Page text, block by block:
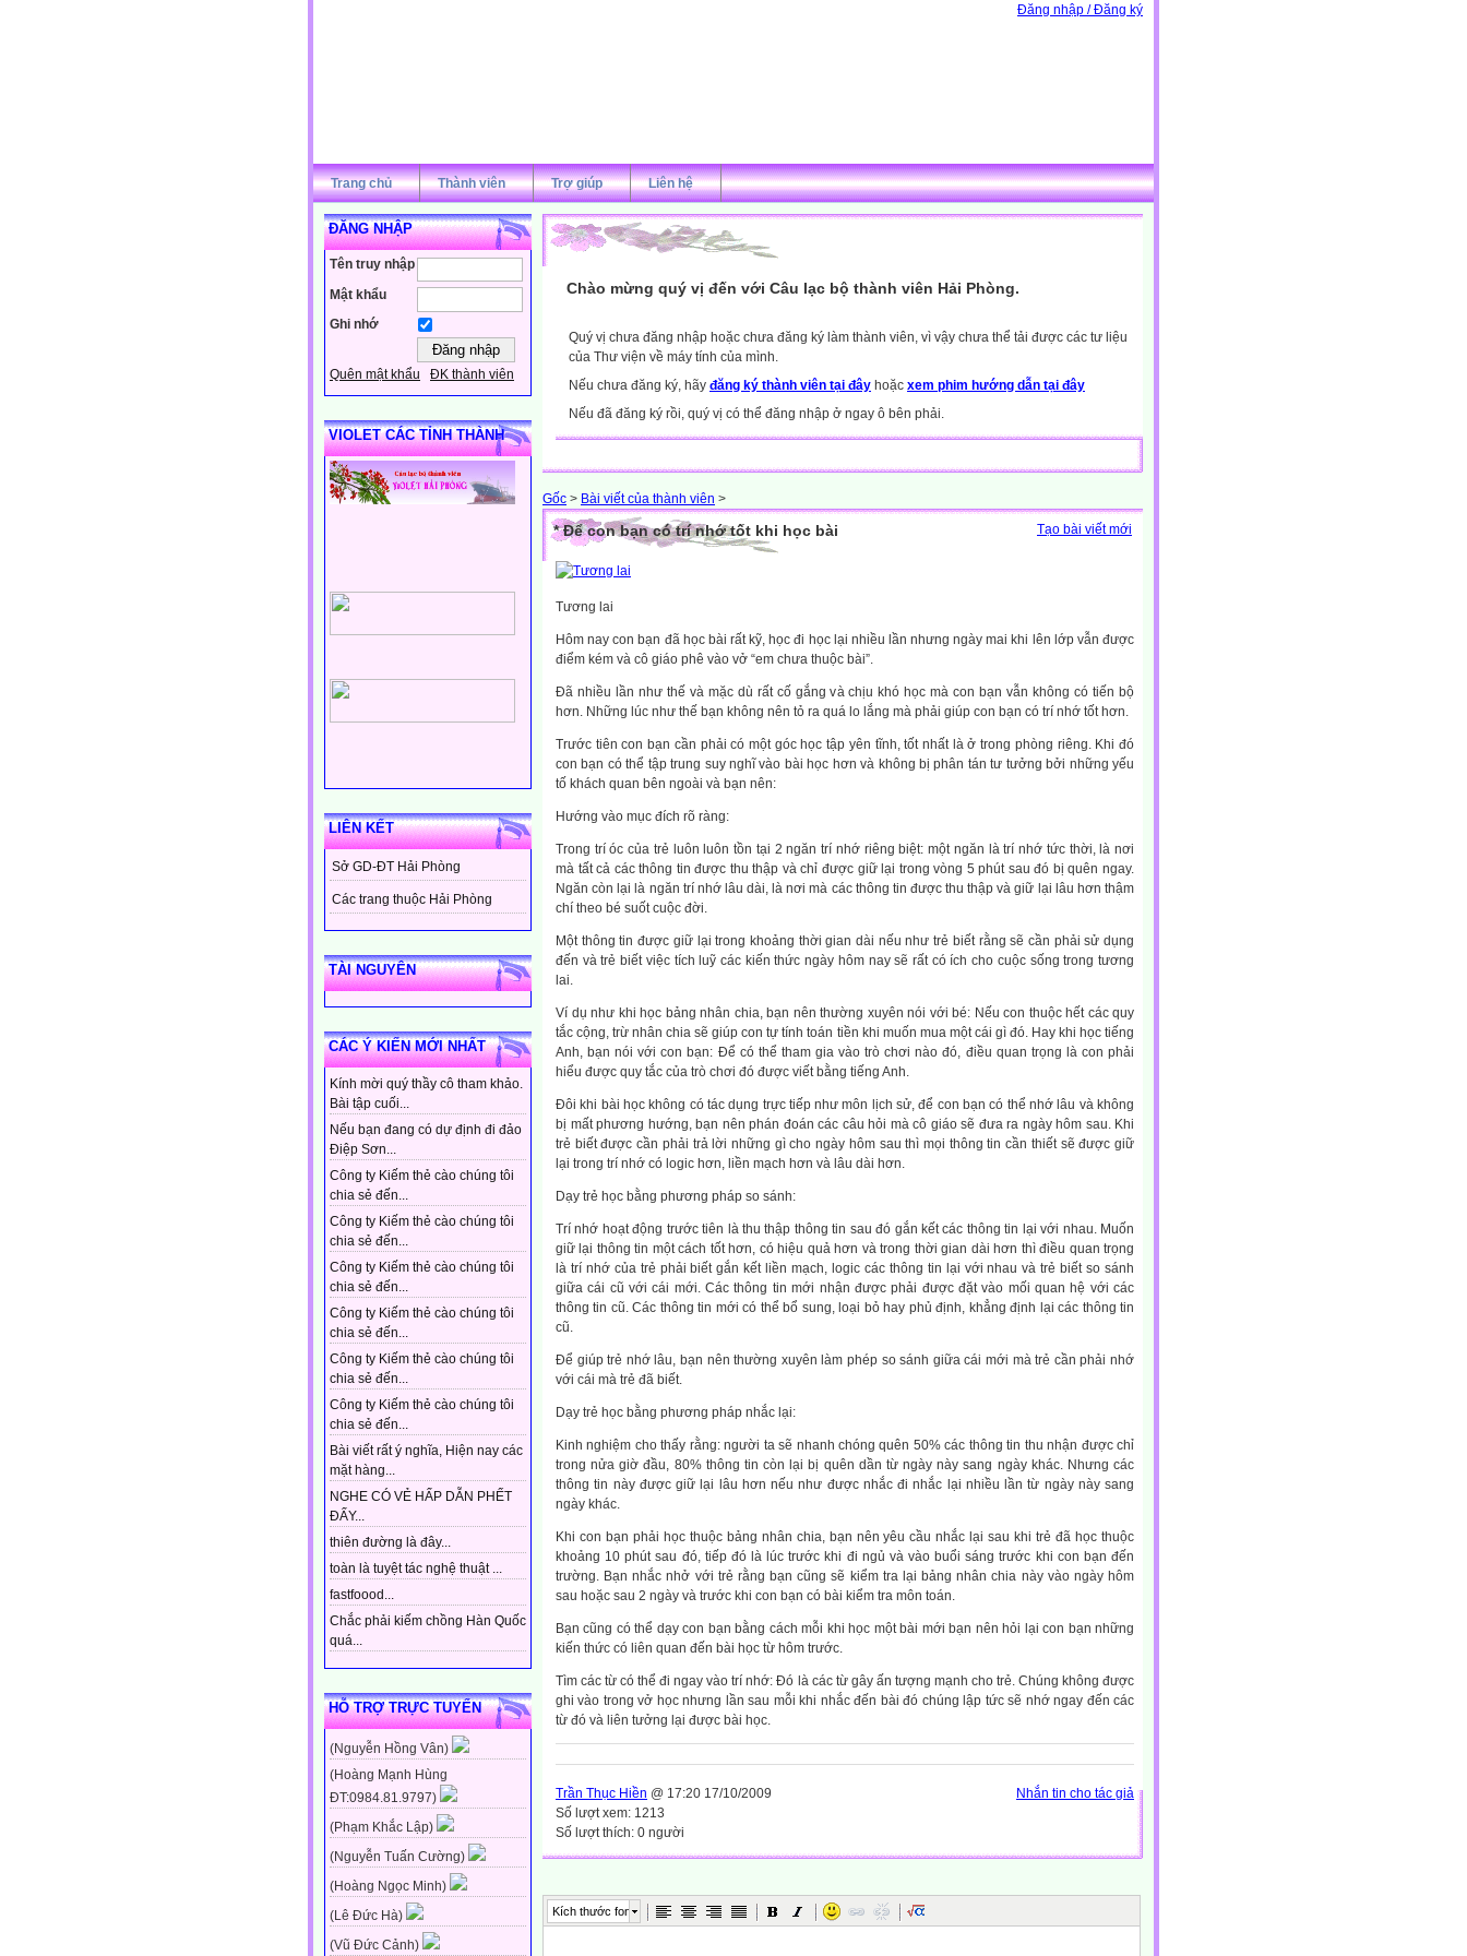
Đăng nhập / Đăng ký
Trang chủ Thành viên Trợ giúp Liên hệ
ĐĂNG NHẬP
Tên truy nhập
Mật khẩu
Ghi nhớ
Quên mật khẩu ĐK thành viên
VIOLET CÁC TỈNH THÀNH
LIÊN KẾT
Sở GD-ĐT Hải Phòng
Các trang thuộc Hải Phòng
TÀI NGUYÊN
CÁC Ý KIẾN MỚI NHẤT
Kính mời quý thầy cô tham khảo.
Bài tập cuối...
Nếu bạn đang có dự định đi đảo
Điệp Sơn...
Công ty Kiếm thẻ cào chúng tôi
chia sẻ đến...
Công ty Kiếm thẻ cào chúng tôi
chia sẻ đến...
Công ty Kiếm thẻ cào chúng tôi
chia sẻ đến...
Công ty Kiếm thẻ cào chúng tôi
chia sẻ đến...
Công ty Kiếm thẻ cào chúng tôi
chia sẻ đến...
Công ty Kiếm thẻ cào chúng tôi
chia sẻ đến...
Bài viết rất ý nghĩa, Hiện nay các
mặt hàng...
NGHE CÓ VẺ HẤP DẪN PHẾT
ĐẤY...
thiên đường là đây...
toàn là tuyệt tác nghệ thuật ...
fastfoood...
Chắc phải kiếm chồng Hàn Quốc
quá...
HỖ TRỢ TRỰC TUYẾN
(Nguyễn Hồng Vân)
(Hoàng Mạnh Hùng
ĐT:0984.81.9797)
(Phạm Khắc Lập)
(Nguyễn Tuấn Cường)
(Hoàng Ngọc Minh)
(Lê Đức Hà)
(Vũ Đức Cảnh)
Chào mừng quý vị đến với Câu lạc bộ thành viên Hải Phòng.
Quý vị chưa đăng nhập hoặc chưa đăng ký làm thành viên, vì vậy chưa thể tải được các tư liệu
của Thư viện về máy tính của mình.
Nếu chưa đăng ký, hãy đăng ký thành viên tại đây hoặc xem phim hướng dẫn tại đây
Nếu đã đăng ký rồi, quý vị có thể đăng nhập ở ngay ô bên phải.
Gốc > Bài viết của thành viên >
Tạo bài viết mới
* Để con bạn có trí nhớ tốt khi học bài
Tương lai
Hôm nay con bạn đã học bài rất kỹ, học đi học lại nhiều lần nhưng ngày mai khi lên lớp vẫn được
điểm kém và cô giáo phê vào vở “em chưa thuộc bài”.
Ðã nhiều lần như thế và mặc dù rất cố gắng và chịu khó học mà con bạn vẫn không có tiến bộ
hơn. Những lúc như thế bạn không nên tỏ ra quá lo lắng mà phải giúp con bạn có trí nhớ tốt hơn.
Trước tiên con bạn cần phải có một góc học tập yên tĩnh, tốt nhất là ở trong phòng riêng. Khi đó
con bạn có thể tập trung suy nghĩ vào bài học hơn và không bị phân tán tư tưởng bởi những yếu
tố khách quan bên ngoài và bạn nên:
Hướng vào mục đích rõ ràng:
Trong trí óc của trẻ luôn luôn tồn tại 2 ngăn trí nhớ riêng biệt: một ngăn là trí nhớ tức thời, là nơi
mà tất cả các thông tin được thu thập và chỉ được giữ lại trong vòng 5 phút sau đó bị quên ngay.
Ngăn còn lại là ngăn trí nhớ lâu dài, là nơi mà các thông tin được thu thập và giữ lại lâu hơn thậm
chí theo bé suốt cuộc đời.
Một thông tin được giữ lại trong khoảng thời gian dài nếu như trẻ biết rằng sẽ cần phải sử dụng
đến và trẻ biết việc tích luỹ các kiến thức ngày hôm nay sẽ rất có ích cho cuộc sống trong tương
lai.
Ví dụ như khi học bảng nhân chia, bạn nên thường xuyên nói với bé: Nếu con thuộc hết các quy
tắc cộng, trừ nhân chia sẽ giúp con tự tính toán tiền khi muốn mua một cái gì đó. Hay khi học tiếng
Anh, bạn nói với con bạn: Ðể có thể tham gia vào trò chơi nào đó, điều quan trọng là con phải
hiểu được quy tắc của trò chơi đó được viết bằng tiếng Anh.
Ðôi khi bài học không có tác dụng trực tiếp như môn lịch sử, để con bạn có thể nhớ lâu và không
bị mất phương hướng, bạn nên phán đoán các câu hỏi mà cô giáo sẽ đưa ra ngày hôm sau. Khi
trẻ biết được cần phải trả lời những gì cho ngày hôm sau thì mọi thông tin cần thiết sẽ được giữ
lại trong trí nhớ có logic hơn, liền mạch hơn và lâu dài hơn.
Dạy trẻ học bằng phương pháp so sánh:
Trí nhớ hoạt động trước tiên là thu thập thông tin sau đó gắn kết các thông tin lại với nhau. Muốn
giữ lại thông tin một cách tốt hơn, có hiệu quả hơn và trong thời gian dài hơn thì điều quan trọng
là trí nhớ của trẻ phải biết gắn kết liền mạch, logic các thông tin lại với nhau và trẻ biết so sánh
giữa cái cũ với cái mới. Các thông tin mới nhận được phải được đặt vào mối quan hệ với các
thông tin cũ. Các thông tin mới có thể bổ sung, loại bỏ hay phủ định, khẳng định lại các thông tin
cũ.
Ðể giúp trẻ nhớ lâu, bạn nên thường xuyên làm phép so sánh giữa cái mới mà trẻ cần phải nhớ
với cái mà trẻ đã biết.
Dạy trẻ học bằng phương pháp nhắc lại:
Kinh nghiệm cho thấy rằng: người ta sẽ nhanh chóng quên 50% các thông tin thu nhận được chỉ
trong nửa giờ đầu, 80% thông tin còn lại bị quên dần từ ngày này sang ngày khác. Nhưng các
thông tin này được giữ lại lâu hơn nếu như được nhắc đi nhắc lại nhiều lần từ ngày này sang
ngày khác.
Khi con bạn phải học thuộc bảng nhân chia, bạn nên yêu cầu nhắc lại sau khi trẻ đã học thuộc
khoảng 10 phút sau đó, tiếp đó là lúc trước khi đi ngủ và vào buổi sáng trước khi con bạn đến
trường. Bạn nhắc nhở với trẻ rằng bạn cũng sẽ kiểm tra lại bảng nhân chia này vào ngày hôm
sau hoặc sau 2 ngày và trước khi con bạn có bài kiểm tra môn toán.
Bạn cũng có thể dạy con bạn bằng cách mỗi khi học một bài mới bạn nên hỏi lại con bạn những
kiến thức có liên quan đến bài học từ hôm trước.
Tìm các từ có thể đi ngay vào trí nhớ: Ðó là các từ gây ấn tượng mạnh cho trẻ. Chúng không được
ghi vào trong vở học nhưng lần sau mỗi khi nhắc đến bài đó chúng lập tức sẽ nhớ ngay đến các
từ đó và liên tưởng lại được bài học.
Nhắn tin cho tác giả
Trần Thục Hiền @ 17:20 17/10/2009
Số lượt xem: 1213
Số lượt thích: 0 người
Kích thước font